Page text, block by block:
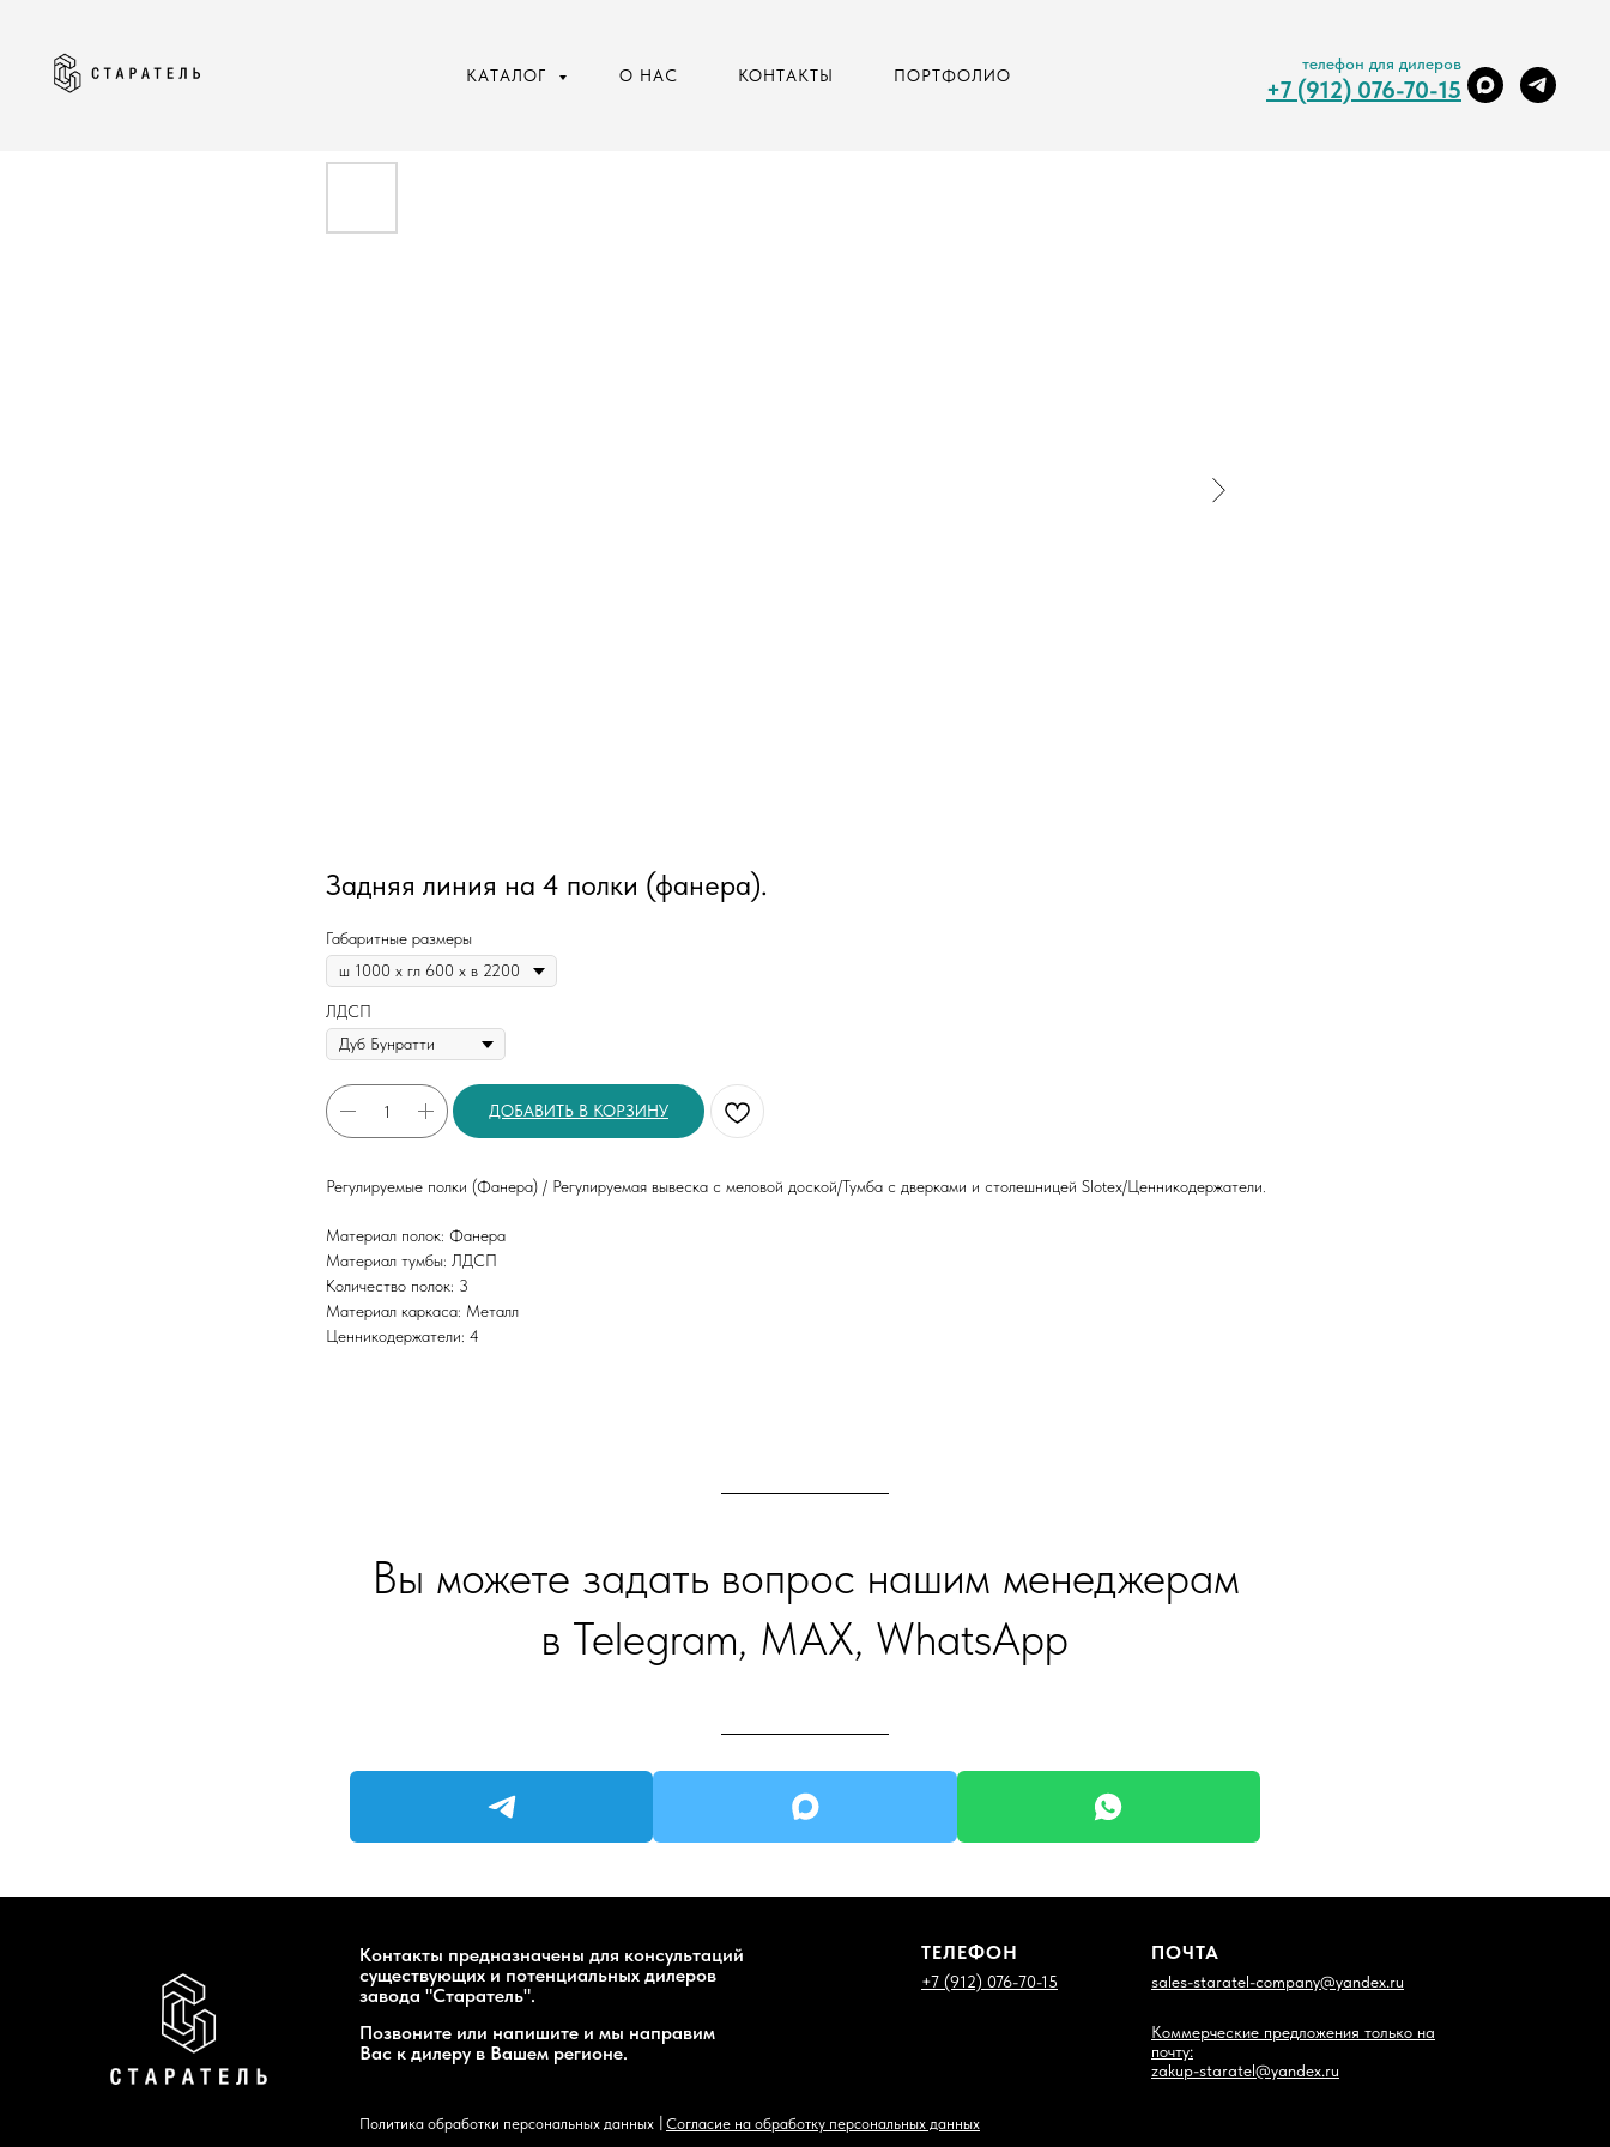
КАТАЛОГ О НАС КОНТАКТЫ ПОРТФОЛИО
телефон для дилеров
+7 (912) 076-70-15
Задняя линия на 4 полки (фанера).
Габаритные размеры
ЛДСП
ДОБАВИТЬ В КОРЗИНУ
Регулируемые полки (Фанера) / Регулируемая вывеска с меловой доской/Тумба с дверками и столешницей Slotex/Ценникодержатели.
Материал полок: Фанера
Материал тумбы: ЛДСП
Количество полок: 3
Материал каркаса: Металл
Ценникодержатели: 4
Вы можете задать вопрос нашим менеджерам
в Telegram, MAX, WhatsApp
ПОЧТА
sales-staratel-company@yandex.ru
ТЕЛЕФОН
+7 (912) 076-70-15
Коммерческие предложения только на
почту:
zakup-staratel@yandex.ru
Позвоните или напишите и мы направим
Вас к дилеру в Вашем регионе.
Контакты предназначены для консультаций
существующих и потенциальных дилеров
завода "Старатель".
Согласие на обработку персональных данных
|
Политика обработки персональных данных